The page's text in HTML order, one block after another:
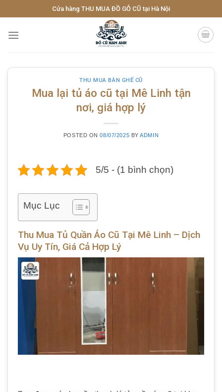
to
content
Cửa hàng THU MUA ĐỒ GỖ CŨ tại Hà Nội
THU MUA BÀN GHẾ CŨ
Mua lại tủ áo cũ tại Mê Linh tận
nơi, giá hợp lý
POSTED ON08/07/2025 BYADMIN
5/5 - (1 bình chọn)
Mục Lục
Thu Mua Tủ Quần Áo Cũ Tại Mê Linh – Dịch
Vụ Uy Tín, Giá Cả Hợp Lý